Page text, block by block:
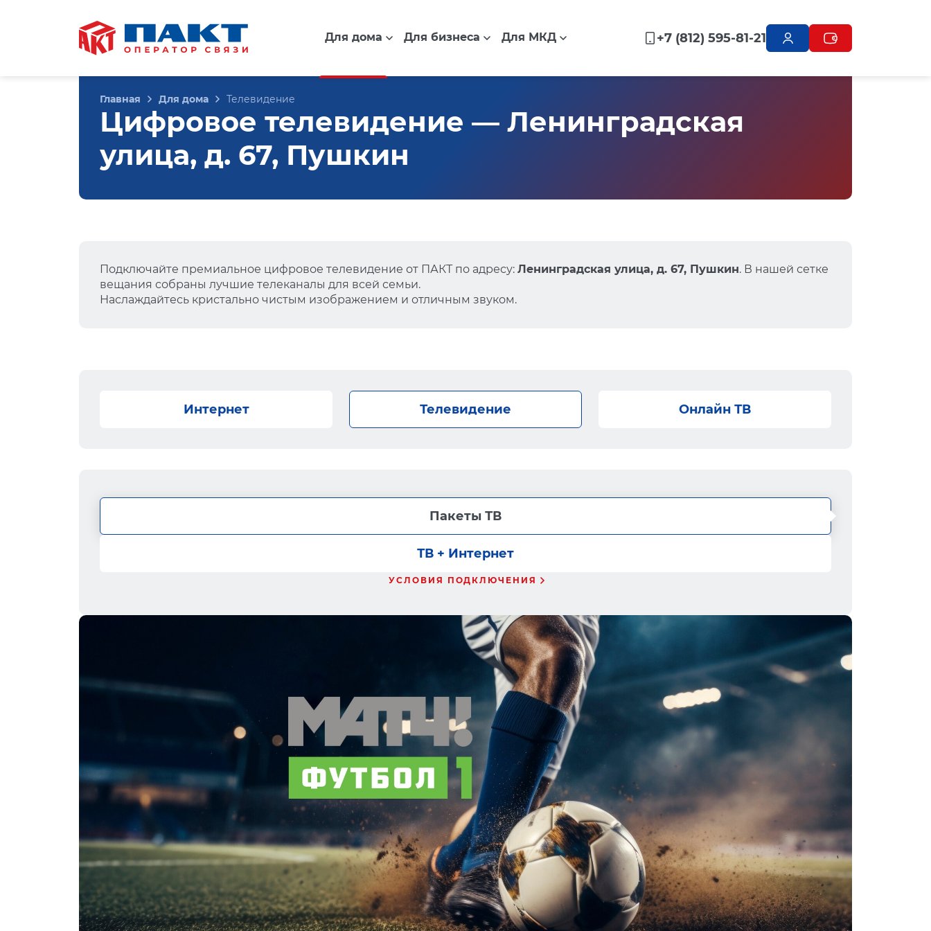
Для дома Для бизнеса Для МКД +7 (812) 595-81-21
Главная Для дома Телевидение
Цифровое телевидение — Ленинградская
улица, д. 67, Пушкин
Подключайте премиальное цифровое телевидение от ПАКТ по адресу: Ленинградская улица, д. 67, Пушкин. В нашей сетке
вещания собраны лучшие телеканалы для всей семьи.
Наслаждайтесь кристально чистым изображением и отличным звуком.
Интернет Телевидение Онлайн ТВ
Пакеты ТВ
ТВ + Интернет
УСЛОВИЯ ПОДКЛЮЧЕНИЯ